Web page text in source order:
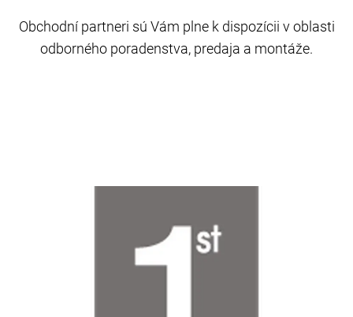
Obchodní partneri sú Vám plne k dispozícii v oblasti
odborného poradenstva, predaja a montáže.